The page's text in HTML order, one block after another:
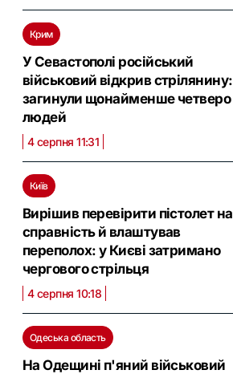
Крим
У Севастополі російський
військовий відкрив стрілянину:
загинули щонайменше четверо
людей
4 серпня 11:31
Київ
Вирішив перевірити пістолет на
справність й влаштував
переполох: у Києві затримано
чергового стрільця
4 серпня 10:18
Одеська область
На Одещині п'яний військовий